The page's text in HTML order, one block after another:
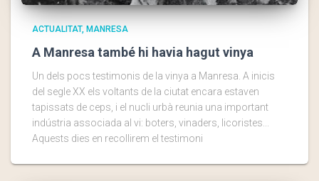
ACTUALITAT MANRESA
A Manresa també hi havia hagut vinya
Un dels pocs testimonis de la vinya a Manresa. A inicis
del segle XX els voltants de la ciutat encara estaven
tapissats de ceps, i el nucli urbà reunia una important
indústria associada al vi: boters, vinaders, licoristes...
Aquests dies en recollirem el testimoni